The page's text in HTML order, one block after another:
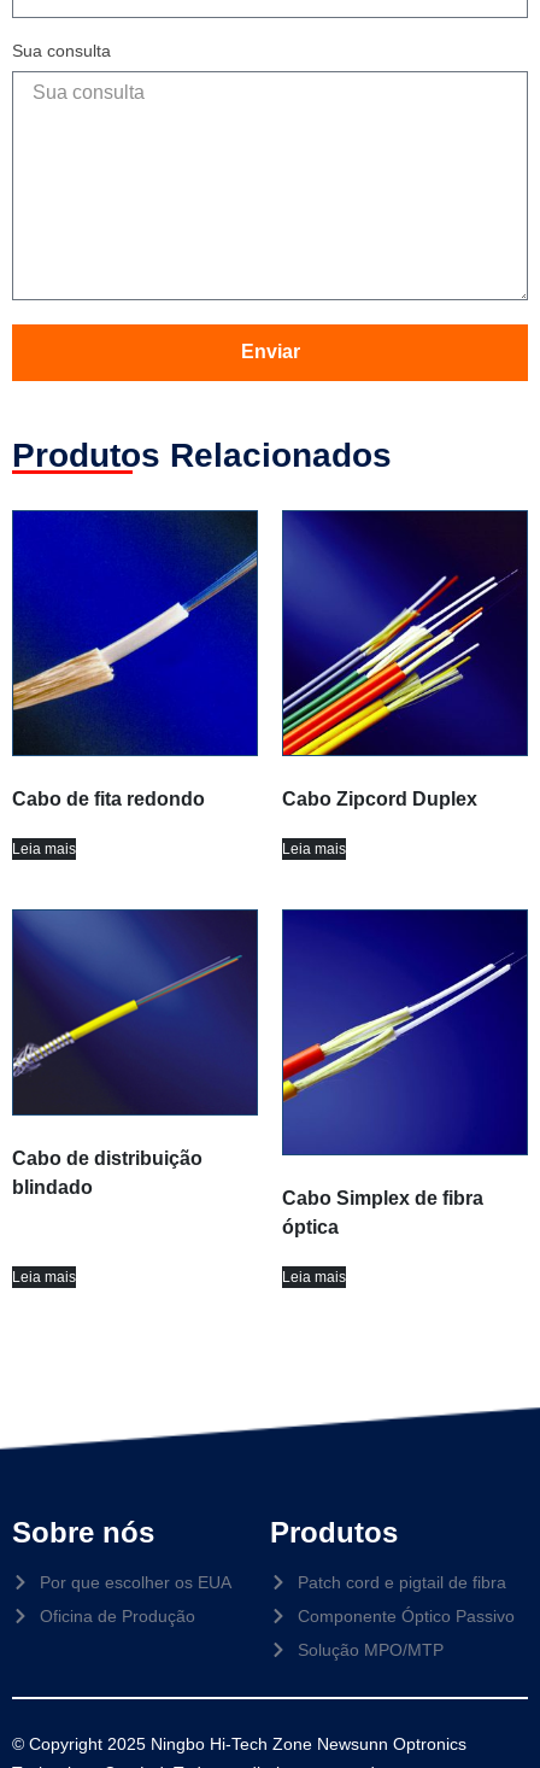
Sua consulta
Enviar
Produtos Relacionados
Cabo de fita redondo
Leia mais
Cabo Zipcord Duplex
Leia mais
Cabo de distribuição
blindado
Leia mais
Cabo Simplex de fibra
óptica
Leia mais
Sobre nós
Por que escolher os EUA
Oficina de Produção
Produtos
Patch cord e pigtail de fibra
Componente Óptico Passivo
Solução MPO/MTP
© Copyright 2025 Ningbo Hi-Tech Zone Newsunn Optronics